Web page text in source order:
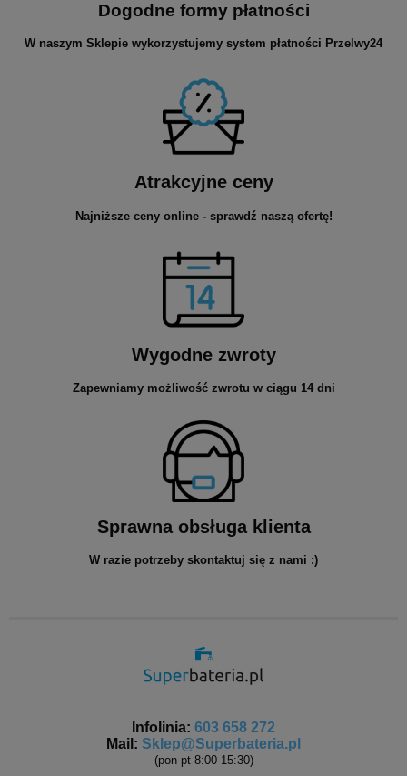
Dogodne formy płatności
W naszym Sklepie wykorzystujemy system płatności Przelwy24
Atrakcyjne ceny
Najniższe ceny online - sprawdź naszą ofertę!
Wygodne zwroty
Zapewniamy możliwość zwrotu w ciągu 14 dni
Sprawna obsługa klienta
W razie potrzeby skontaktuj się z nami :)
Infolinia: 603 658 272
Mail: Sklep@Superbateria.pl
(pon-pt 8:00-15:30)